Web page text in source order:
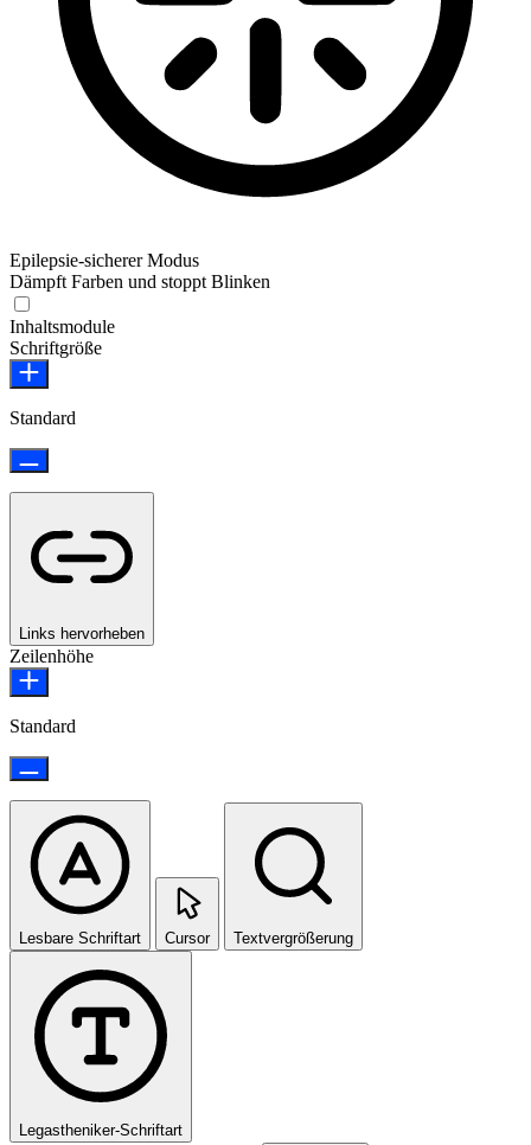
Epilepsie-sicherer Modus
Dämpft Farben und stoppt Blinken
Inhaltsmodule
Schriftgröße
Standard
Links hervorheben
Zeilenhöhe
Standard
Lesbare Schriftart Cursor Textvergrößerung
Legastheniker-Schriftart